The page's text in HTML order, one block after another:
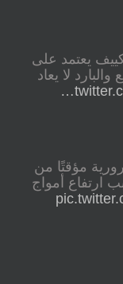
يعتمد على
لا يعاد
مؤقتًا من
ارتفاع أمواج